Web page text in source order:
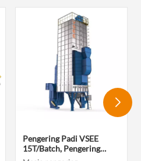
Pengering Padi VSEE
15T/Batch, Pengering
Benih Padi Untuk Mesin